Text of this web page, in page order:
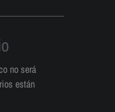
no será
están